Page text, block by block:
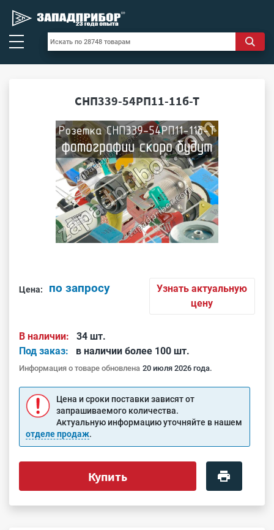
СНП339-54РП11-11б-Т
Цена: по запросу
Узнать актуальную
цену
В наличии:
34 шт.
Под заказ:
в наличии более 100 шт.
Информация о товаре обновлена 20 июля 2026 года.
Цена и сроки поставки зависят от
запрашиваемого количества.
Актуальную информацию уточняйте в нашем
отделе продаж.
Купить